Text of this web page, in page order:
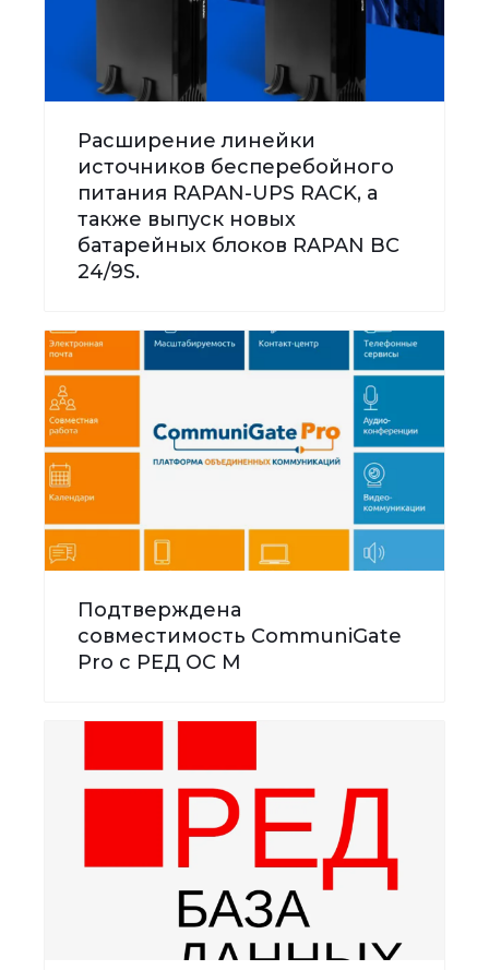
Расширение линейки
источников бесперебойного
питания RAPAN-UPS RACK, а
также выпуск новых
батарейных блоков RAPAN BC
24/9S.
Подтверждена
совместимость CommuniGate
Pro с РЕД ОС М